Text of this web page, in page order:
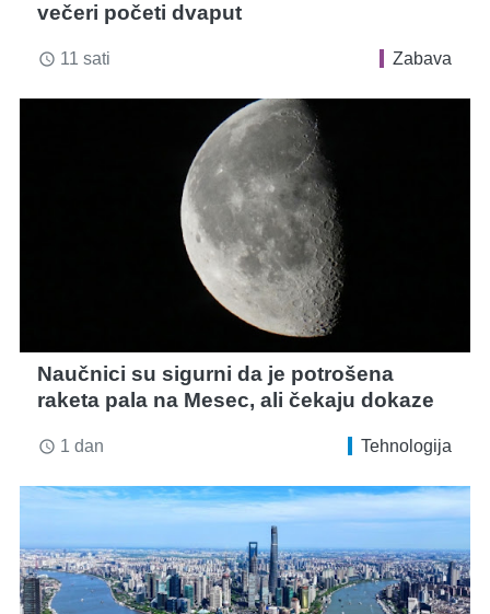
večeri početi dvaput
access_time 11 sati Zabava
Naučnici su sigurni da je potrošena
raketa pala na Mesec, ali čekaju dokaze
access_time 1 dan Tehnologija